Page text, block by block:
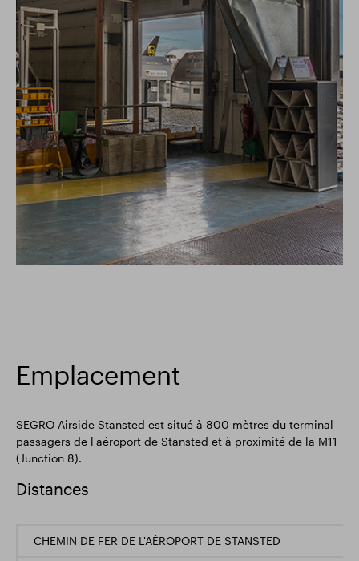
Emplacement
SEGRO Airside Stansted est situé à 800 mètres du terminal
passagers de l'aéroport de Stansted et à proximité de la M11
(Junction 8).
Distances
CHEMIN DE FER DE L'AÉROPORT DE STANSTED